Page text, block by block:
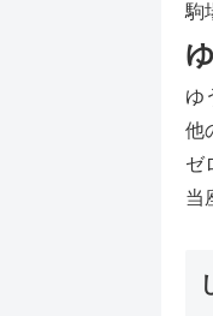
駒
ゆ
他
ゼ
当